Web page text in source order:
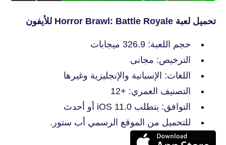
تحميل لعبة Horror Brawl: Battle Royale‏ للأيفون
حجم اللعبة: 326.9 ميجابات
الترخيص: مجانى
اللغات: الإسبانية والإنجليزية وغيرها
التصنيف العمري: +12
التوافق: يتطلب iOS 11.0 أو أحدث
للتحميل من الموقع الرسمي أب ستور.